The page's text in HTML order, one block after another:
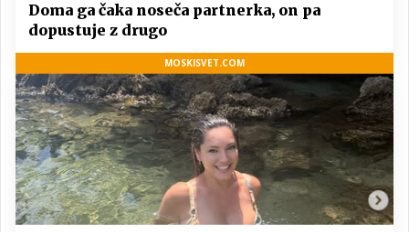
Doma ga čaka noseča partnerka, on pa
dopustuje z drugo
MOSKISVET.COM